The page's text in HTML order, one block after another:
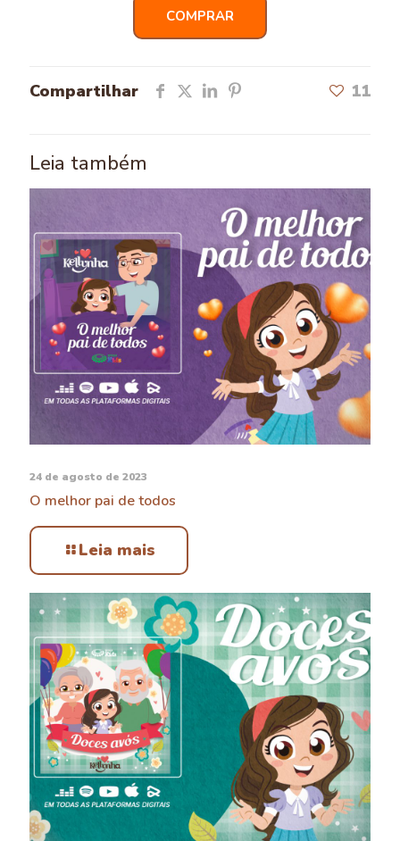
COMPRAR
Compartilhar 11
Leia também
24 de agosto de 2023
O melhor pai de todos
Leia mais